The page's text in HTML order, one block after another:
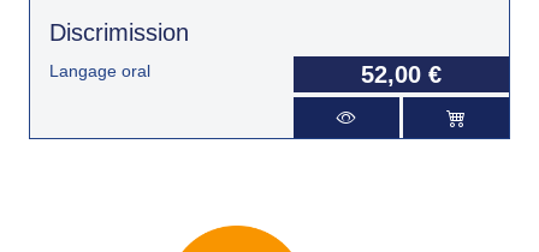
Discrimission
Langage oral 52,00 €